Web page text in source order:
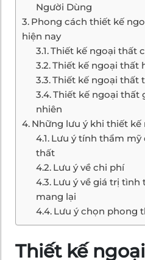
Người Dùng
Phong cách thiết kế
hiện nay
Thiết kế ngoại thất
Thiết kế ngoại thất
Thiết kế ngoại thất
Thiết kế ngoại thất
nhiên
Những lưu ý khi thiết kế
Lưu ý tính thẩm mỹ
thất
Lưu ý về chi phí
Lưu ý về giá trị
mang lại
Lưu ý chọn phong
Thiết kế